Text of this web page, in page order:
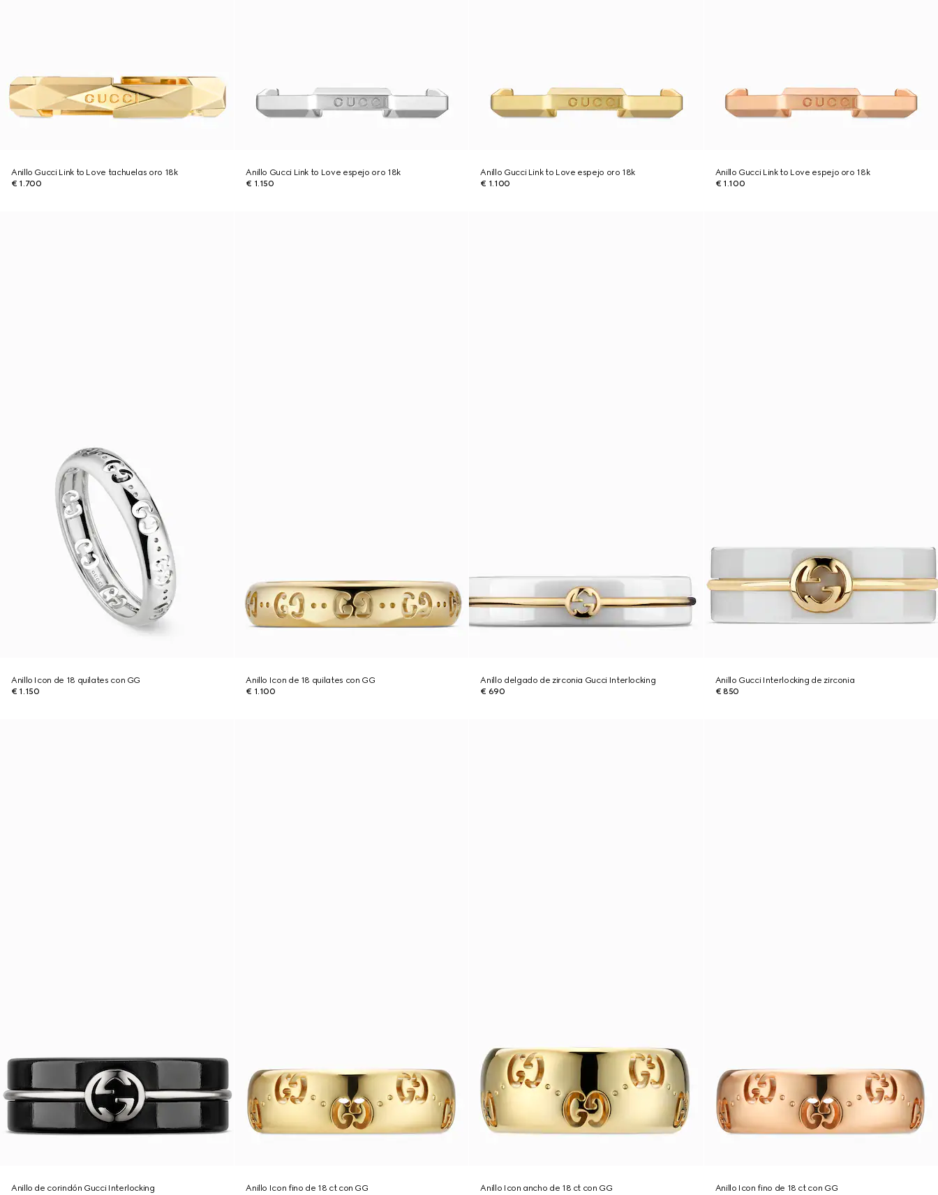
Anillo Gucci Link to Love tachuelas oro 18k
€ 1.700
Anillo Gucci Link to Love espejo oro 18k
€ 1.150
Anillo Gucci Link to Love espejo oro 18k
€ 1.100
Anillo Gucci Link to Love espejo oro 18k
€ 1.100
Anillo Icon de 18 quilates con GG
€ 1.150
Anillo Icon de 18 quilates con GG
€ 1.100
Anillo delgado de zirconia Gucci Interlocking
€ 690
Anillo Gucci Interlocking de zirconia
€ 850
Anillo de corindón Gucci Interlocking
Anillo Icon fino de 18 ct con GG
Anillo Icon ancho de 18 ct con GG
Anillo Icon fino de 18 ct con GG